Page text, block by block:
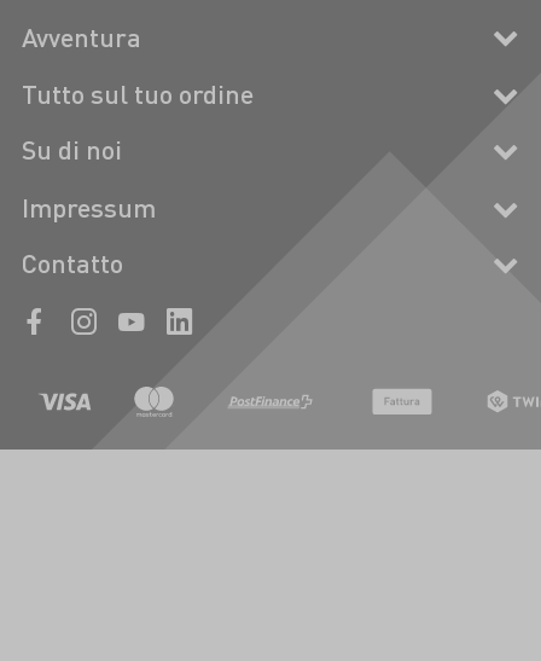
Avventura
Tutto sul tuo ordine
Su di noi
Impressum
Contatto